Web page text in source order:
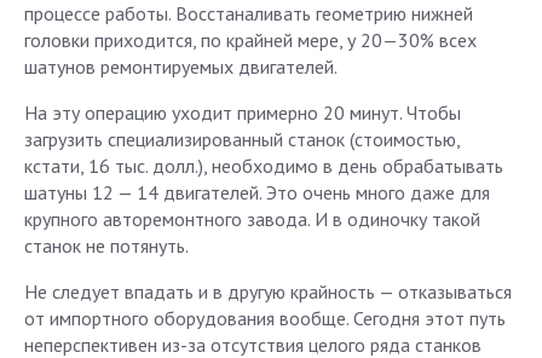
процессе работы. Восстаналивать геометрию нижней
головки приходится, по крайней мере, у 20—30% всех
шатунов ремонтируемых двигателей.
На эту операцию уходит примерно 20 минут. Чтобы
загрузить специализированный станок (стоимостью,
кстати, 16 тыс. долл.), необходимо в день обрабатывать
шатуны 12 — 14 двигателей. Это очень много даже для
крупного авторемонтного завода. И в одиночку такой
станок не потянуть.
Не следует впадать и в другую крайность — отказываться
от импортного оборудования вообще. Сегодня этот путь
неперспективен из-за отсутствия целого ряда станков